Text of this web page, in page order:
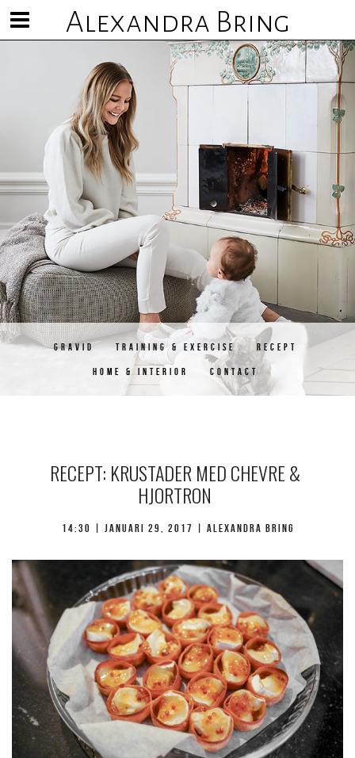
Alexandra Bring
Visa/göm
meny
GRAVID TRAINING & EXERCISE RECEPT
HOME & INTERIOR CONTACT
RECEPT: KRUSTADER MED CHEVRE &
HJORTRON
14:30 | januari 29, 2017 | Alexandra Bring